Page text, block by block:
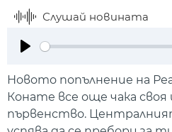
Слушай новината
Новото попълнение на
Конате все още чака
първенство.